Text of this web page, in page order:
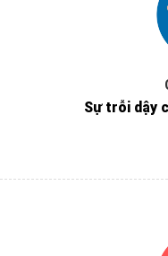
Sự trỗi dậy